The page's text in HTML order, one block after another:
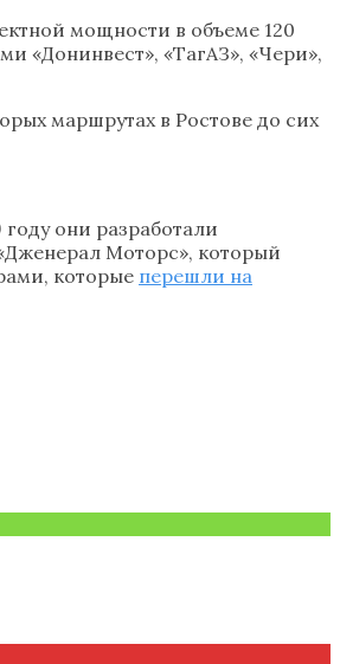
мощности в объеме 120
«Донинвест», «ТагАЗ», «Чери»,
маршрутах в Ростове до сих
они разработали
Моторс», который
которые перешли на